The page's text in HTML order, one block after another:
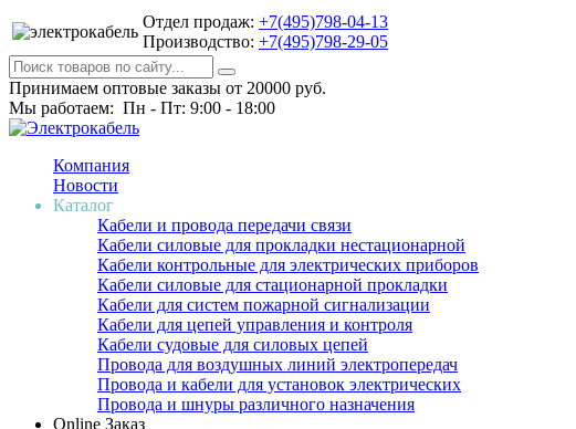
Отдел продаж: +7(495)798-04-13
Производство: +7(495)798-29-05
Принимаем оптовые заказы от 20000 руб.
Мы работаем: Пн - Пт: 9:00 - 18:00
Компания
Новости
Каталог
Кабели и провода передачи связи
Кабели силовые для прокладки нестационарной
Кабели контрольные для электрических приборов
Кабели силовые для стационарной прокладки
Кабели для систем пожарной сигнализации
Кабели для цепей управления и контроля
Кабели судовые для силовых цепей
Провода для воздушных линий электропередач
Провода и кабели для установок электрических
Провода и шнуры различного назначения
Online Заказ